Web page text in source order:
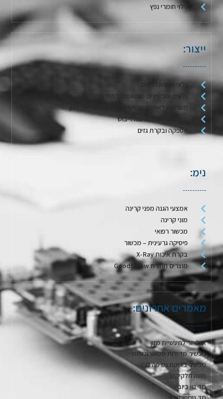
גילוי חומרי נפץ
ייצור:
גלאי גז סטנדרטים
גלאים ומכשירים מותאמים למפרט הלקוח
מערכות לאווירה מבוקרת / דגימת אריזות מזון
מערכות לשטיפה בגז וייבוש
אספקה ובקרת גזים
נימ:
אמצעי הגנה מפני קרינה
מוני קרינה
מכשור רפואי
פיסיקה גרעינית – מכשור
בקרת איכות X-Ray
מוצרים תוצרת Goodfellow
מאמרים אחרונים:
אנלייזר לתעשיית מזון
מכשיר מדידות מטאורולוגיות
מכשיר בדיקת נשיפה CO
מונה חלקיקים
מד מי ביוב